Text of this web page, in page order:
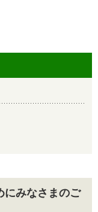
にみなさまのご